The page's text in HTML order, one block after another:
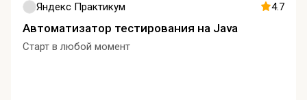
Яндекс Практикум 4.7
Автоматизатор тестирования на Java
Старт в любой момент